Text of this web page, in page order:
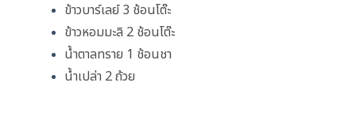
ข้าวบาร์เลย์ 3 ช้อนโต๊ะ
ข้าวหอมมะลิ 2 ช้อนโต๊ะ
น้ำตาลทราย 1 ช้อนชา
น้ำเปล่า 2 ถ้วย